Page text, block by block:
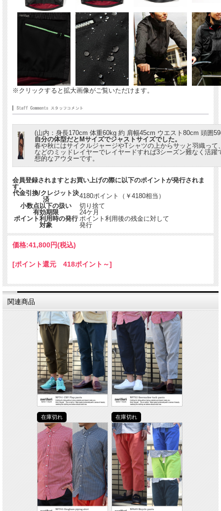
※クリックすると拡大画像がご覧いただけます。
(山内：身長170cm 体重60kg 約 肩幅45cm ウエスト80cm 頭囲
自分の体型だとMサイズでジャストサイズでした。
春や秋にはサイクルジャージやTシャツの上からサッと羽織って
などのミッドレイヤーでレイヤードすれば3シーズン難なく活躍
想的なアウターです。
会員登録されますとお買い上げの際に以下のポイントが発行されま
す。
代金引換/クレジット決
済
4180ポイント（￥4180相当）
小数点以下の扱い
切り捨て
有効期限
24ケ月
ポイント利用時の発行
対象
ポイント利用後の残金に対して
発行
価格:41,800円(税込)
[ポイント還元 418ポイント～]
関連商品
在庫切れ 在庫切れ